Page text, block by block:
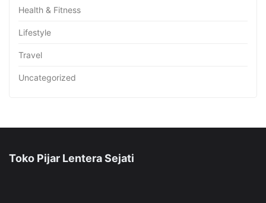
Health & Fitness
Lifestyle
Travel
Uncategorized
Toko Pijar Lentera Sejati